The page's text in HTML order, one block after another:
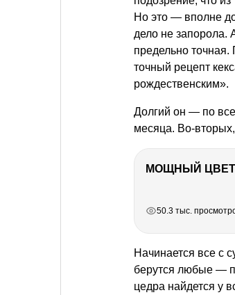
Но это — вполне
дело не запорола.
предельно
точный рецепт
рождественским».
Долгий он — по
месяца. Во-вторых,
МОЩНЫЙ
50.3 тыс.
Начинается все с
берутся любые —
цедра найдется у